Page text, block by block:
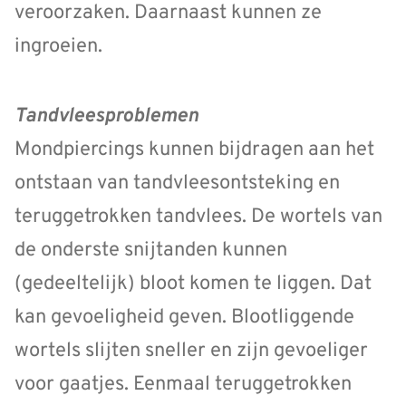
veroorzaken. Daarnaast kunnen ze
ingroeien.
Tandvleesproblemen
Mondpiercings kunnen bijdragen aan het
ontstaan van tandvleesontsteking en
teruggetrokken tandvlees. De wortels van
de onderste snijtanden kunnen
(gedeeltelijk) bloot komen te liggen. Dat
kan gevoeligheid geven. Blootliggende
wortels slijten sneller en zijn gevoeliger
voor gaatjes. Eenmaal teruggetrokken